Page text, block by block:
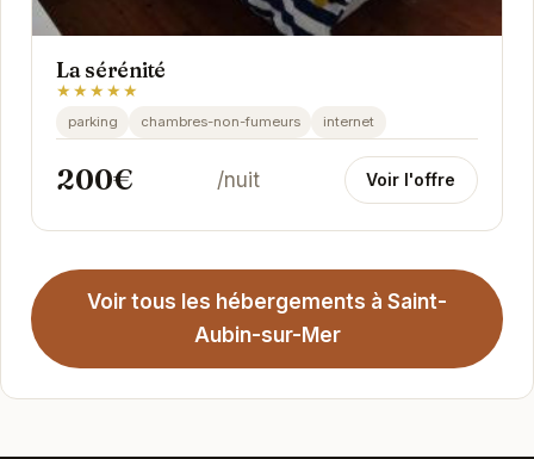
La sérénité
★★★★★
parking chambres-non-fumeurs internet
200€ /nuit Voir l'offre
Voir tous les hébergements à Saint-
Aubin-sur-Mer